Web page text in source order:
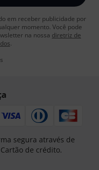
em receber publicidade por
momento. Você pode
na nossa diretriz de
.
segura através de
de crédito.